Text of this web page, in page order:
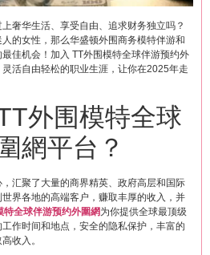
奢华生活、享受自由、追求财务独立吗？
的女性，那么华盛顿外围商务模特伴游和
佳机会！加入 TT外围模特全球伴游预约外
活自由轻松的职业生涯，让你在2025年走
外围模特全球
網平台？
汇聚了大量的商界精英、政府高层和国际
界各地的高端客户，赚取丰厚的收入，并
特全球伴游预约外圍網为你提供全球最顶级
作时间和地点，安全的隐私保护，丰富的
收入。